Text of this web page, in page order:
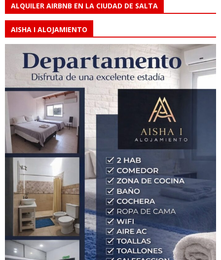
ALQUILER AIRBNB EN LA CIUDAD DE SALTA
AISHA I ALOJAMIENTO